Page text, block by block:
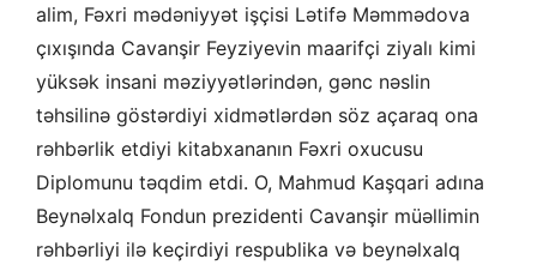
alim, Fəxri mədəniyyət işçisi Lətifə Məmmədova
çıxışında Cavanşir Feyziyevin maarifçi ziyalı kimi
yüksək insani məziyyətlərindən, gənc nəslin
təhsilinə göstərdiyi xidmətlərdən söz açaraq ona
rəhbərlik etdiyi kitabxananın Fəxri oxucusu
Diplomunu təqdim etdi. O, Mahmud Kaşqari adına
Beynəlxalq Fondun prezidenti Cavanşir müəllimin
rəhbərliyi ilə keçirdiyi respublika və beynəlxalq